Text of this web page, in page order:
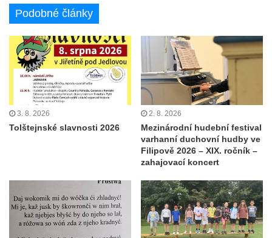
Podobné články
3. 8. 2026
Tolštejnské slavnosti 2026
2. 8. 2026
Mezinárodní hudební festival
varhanní duchovní hudby ve
Filipově 2026 – XIX. ročník –
zahajovací koncert